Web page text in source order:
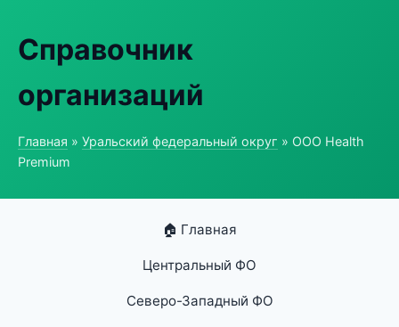
Справочник
организаций
Главная » Уральский федеральный округ » ООО Health
Premium
🏠 Главная
Центральный ФО
Северо-Западный ФО